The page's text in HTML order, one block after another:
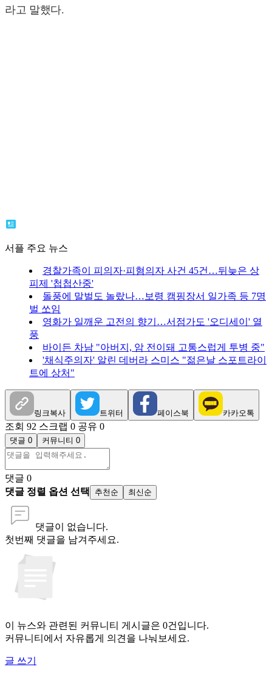
라고 말했다.
서플 주요 뉴스
경찰가족이 피의자·피혐의자 사건 45건…뒤늦은 상
피제 '첩첩산중'
돌풍에 말벌도 놀랐나…보령 캠핑장서 일가족 등 7명
벌 쏘임
영화가 일깨운 고전의 향기…서점가도 '오디세이' 열
풍
바이든 차남 "아버지, 암 전이돼 고통스럽게 투병 중"
'채식주의자' 알린 데버라 스미스 "젊은날 스포트라이
트에 상처"
링크복사 트위터 페이스북 카카오톡
조회 92 스크랩 0 공유 0
댓글 0 커뮤니티 0
댓글 0
댓글 정렬 옵션 선택
추천순 최신순
댓글이 없습니다.
첫번째 댓글을 남겨주세요.
이 뉴스와 관련된 커뮤니티 게시글은 0건입니다.
커뮤니티에서 자유롭게 의견을 나눠보세요.
글 쓰기